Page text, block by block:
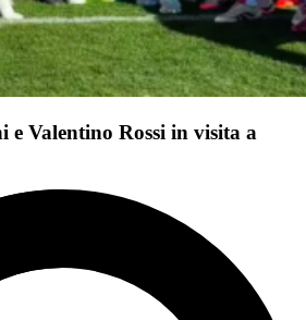
Valentino Rossi in visita a